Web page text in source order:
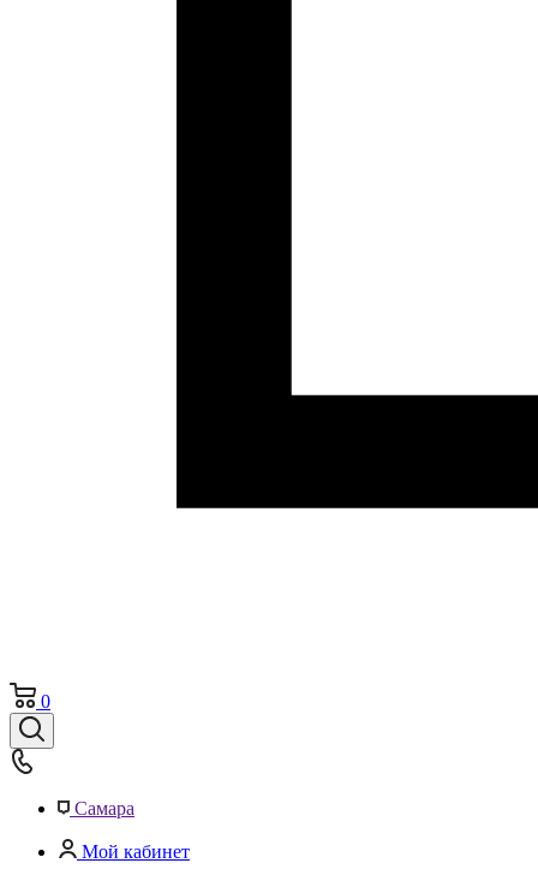
0
Самара
Мой кабинет